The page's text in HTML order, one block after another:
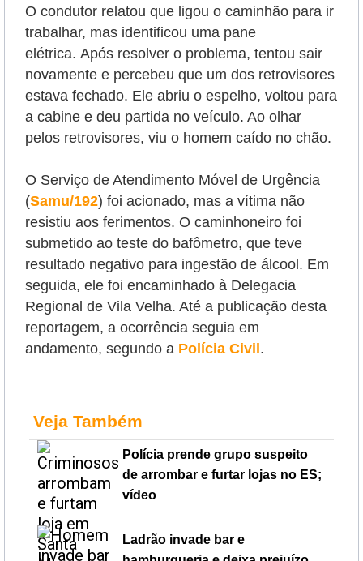
O condutor relatou que ligou o caminhão para ir
trabalhar, mas identificou uma pane
elétrica. Após resolver o problema, tentou sair
novamente e percebeu que um dos retrovisores
estava fechado. Ele abriu o espelho, voltou para
a cabine e deu partida no veículo. Ao olhar
pelos retrovisores, viu o homem caído no chão.
O Serviço de Atendimento Móvel de Urgência
(Samu/192) foi acionado, mas a vítima não
resistiu aos ferimentos. O caminhoneiro foi
submetido ao teste do bafômetro, que teve
resultado negativo para ingestão de álcool. Em
seguida, ele foi encaminhado à Delegacia
Regional de Vila Velha. Até a publicação desta
reportagem, a ocorrência seguia em
andamento, segundo a Polícia Civil .
Veja Também
Polícia prende grupo suspeito
de arrombar e furtar lojas no ES;
vídeo
Ladrão invade bar e